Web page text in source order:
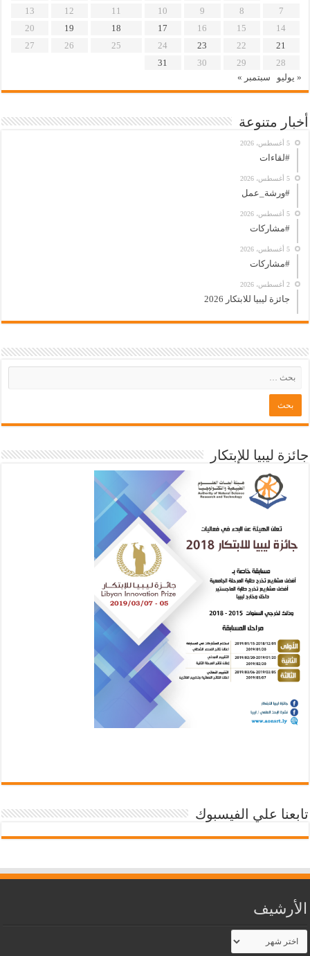
7
8
9
10
11
12
13
14
15
16
17
18
19
20
21
22
23
24
25
26
27
28
29
30
31
« يوليو
سبتمبر »
أخبار متنوعة
5 أغسطس، 2026
#لقاءات
5 أغسطس، 2026
#ورشة_عمل
5 أغسطس، 2026
#مشاركات
5 أغسطس، 2026
#مشاركات
2 أغسطس، 2026
جائزة ليبيا للابتكار 2026
جائزة ليبيا للإبتكار
تابعنا علي الفيسبوك
الأرشيف
الأرشيف